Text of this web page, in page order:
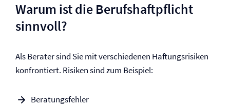
Warum ist die Berufs­haftpflicht
sinnvoll?
Als Berater sind Sie mit verschiedenen Haftungsrisiken
konfrontiert. Risiken sind zum Beispiel:
Beratungsfehler